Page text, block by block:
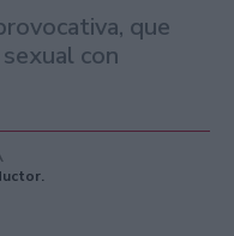
que
con